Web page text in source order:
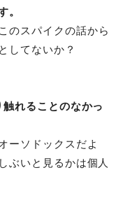
。
のスパイクの話から
してないか？
れることのなかっ
ーソドックスだよ
ぶいと見るかは個人